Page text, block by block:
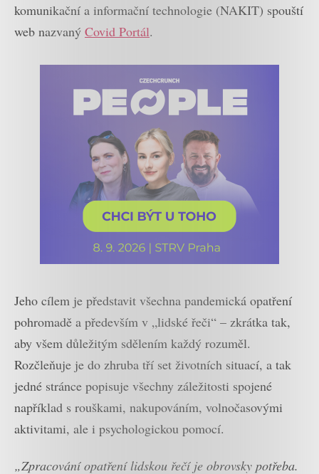
komunikační a informační technologie (NAKIT) spouští
web nazvaný Covid Portál.
Jeho cílem je představit všechna pandemická opatření
pohromadě a především v „lidské řeči“ – zkrátka tak,
aby všem důležitým sdělením každý rozuměl.
Rozčleňuje je do zhruba tří set životních situací, a tak
jedné stránce popisuje všechny záležitosti spojené
například s rouškami, nakupováním, volnočasovými
aktivitami, ale i psychologickou pomocí.
„Zpracování opatření lidskou řečí je obrovsky potřeba.